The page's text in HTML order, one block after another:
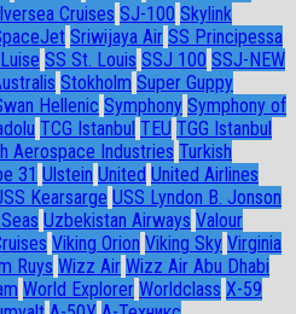
Cruises SJ-100 Skylink
Sriwijaya Air SS Principessa
SS St. Louis SSJ 100 SSJ-NEW
Stokholm Super Guppy
Hellenic Symphony Symphony of
TCG Istanbul TEU TGG Istanbul
Aerospace Industries Turkish
31 Ulstein United United Airlines
Kearsarge USS Lyndon B. Jonson
Uzbekistan Airways Valour
Viking Orion Viking Sky Virginia
Ruys Wizz Air Wizz Air Abu Dhabi
World Explorer Worldclass X-59